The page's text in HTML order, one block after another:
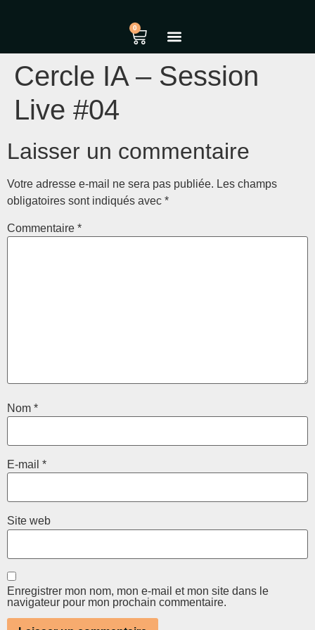
0
Cercle IA – Session
Live #04
Laisser un commentaire
Votre adresse e-mail ne sera pas publiée. Les champs
obligatoires sont indiqués avec *
Commentaire *
Nom *
E-mail *
Site web
Enregistrer mon nom, mon e-mail et mon site dans le
navigateur pour mon prochain commentaire.